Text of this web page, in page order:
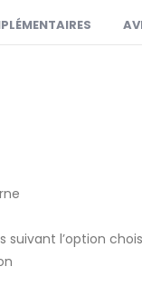
suivant l’option